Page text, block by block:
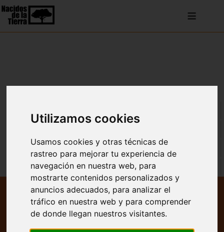
Utilizamos cookies
Usamos cookies y otras técnicas de
rastreo para mejorar tu experiencia de
navegación en nuestra web, para
mostrarte contenidos personalizados y
anuncios adecuados, para analizar el
tráfico en nuestra web y para comprender
de donde llegan nuestros visitantes.
≡
NOTICIAS
REPERCUSIÓN EN MEDIOS
Televisión
Radio